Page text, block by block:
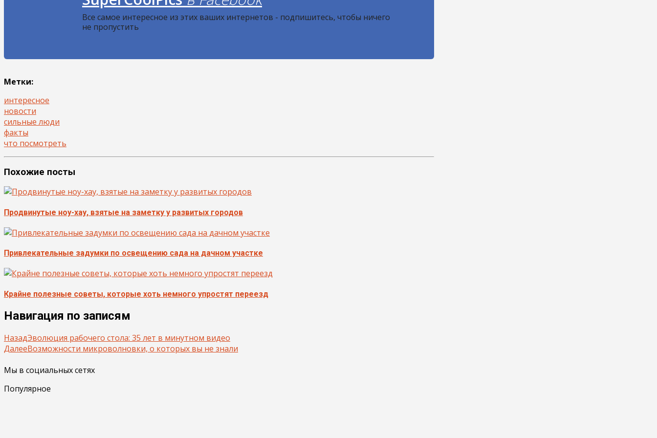
Все самое интересное из этих ваших интернетов - подпишитесь, чтобы ничего
не пропустить
Метки:
интересное
новости
сильные люди
факты
что посмотреть
Похожие посты
Продвинутые ноу-хау, взятые на заметку у развитых городов
Привлекательные задумки по освещению сада на дачном участке
Крайне полезные советы, которые хоть немного упростят переезд
Навигация по записям
НазадЭволюция рабочего стола: 35 лет в минутном видео
ДалееВозможности микроволновки, о которых вы не знали
Мы в социальных сетях
Популярное